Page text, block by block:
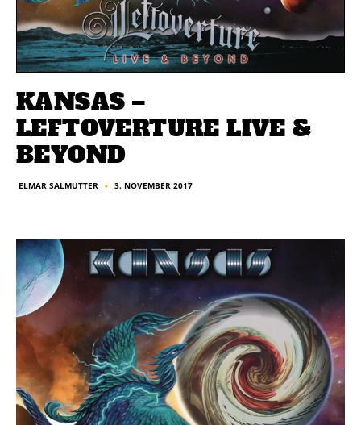
KANSAS –
LEFTOVERTURE LIVE &
BEYOND
ELMAR SALMUTTER ■ 3. NOVEMBER 2017